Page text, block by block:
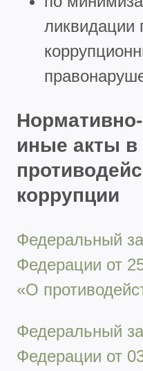
ликвидации
иные акты
коррупции
Федеральный
Федерации от
«О
Федеральный
Федерации от